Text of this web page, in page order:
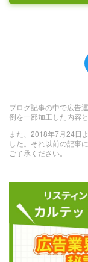
ブログ記事の中で広告
例を一部加工した内容
また、2018年7月24日
した。それ以前の記事
ご了承ください。